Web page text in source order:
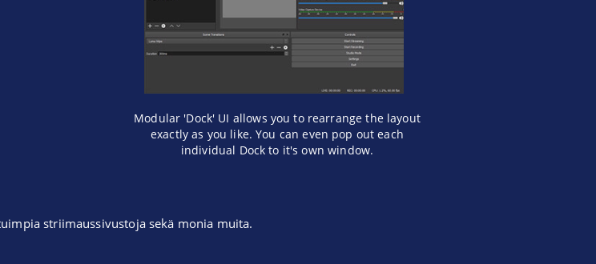
Modular 'Dock' UI allows you to rearrange the layout
exactly as you like. You can even pop out each
individual Dock to it's own window.
striimaussivustoja sekä monia muita.